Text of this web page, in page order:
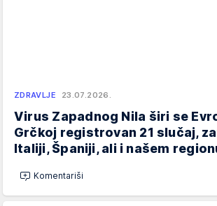
ZDRAVLJE 23.07.2026.
Virus Zapadnog Nila širi se
Grčkoj registrovan 21 slučaj,
Italiji, Španiji, ali i našem
Komentariši